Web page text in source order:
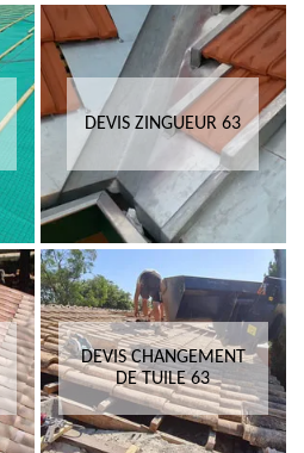
DEVIS ZINGUEUR 63
DEVIS CHANGEMENT
DE TUILE 63